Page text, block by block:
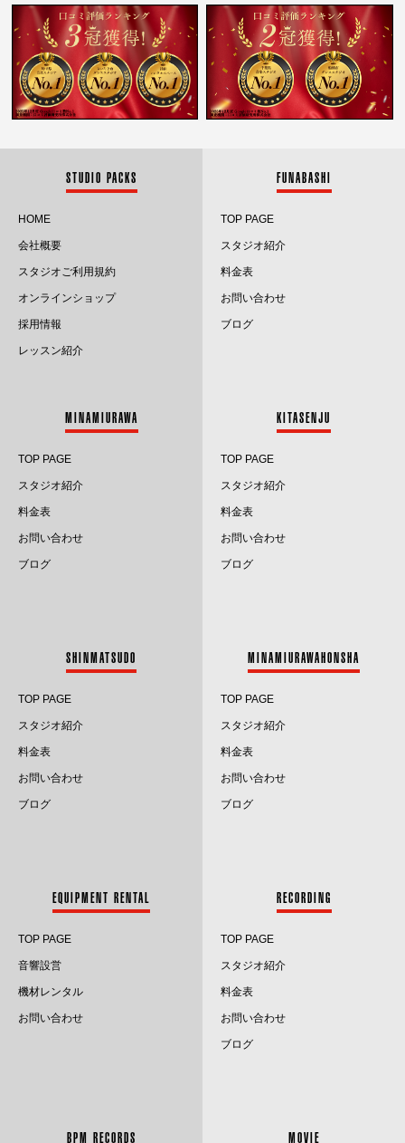
2026.4
2026.3
2026.2
2025.10
2025.8
2025.4
2025.3
2025.2
2024.9
2024.5
2024.3
2024.2
STUDIO PACKS
HOME
会社概要
スタジオご利用規約
オンラインショップ
採用情報
レッスン紹介
FUNABASHI
TOP PAGE
スタジオ紹介
料金表
お問い合わせ
ブログ
MINAMIURAWA
TOP PAGE
スタジオ紹介
料金表
お問い合わせ
ブログ
KITASENJU
TOP PAGE
スタジオ紹介
料金表
お問い合わせ
ブログ
SHINMATSUDO
TOP PAGE
スタジオ紹介
料金表
お問い合わせ
ブログ
MINAMIURAWAHONSHA
TOP PAGE
スタジオ紹介
料金表
お問い合わせ
ブログ
EQUIPMENT RENTAL
TOP PAGE
音響設営
機材レンタル
お問い合わせ
RECORDING
TOP PAGE
スタジオ紹介
料金表
お問い合わせ
ブログ
BPM RECORDS MOVIE